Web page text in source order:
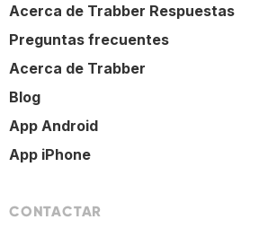
Acerca de Trabber Respuestas
Preguntas frecuentes
Acerca de Trabber
Blog
App Android
App iPhone
CONTACTAR